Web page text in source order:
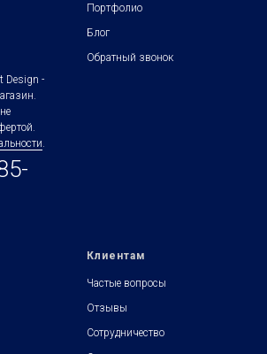
Design -
.
Портфолио
Блог
Обратный звонок
Клиентам
Частые вопросы
Отзывы
Сотрудничество